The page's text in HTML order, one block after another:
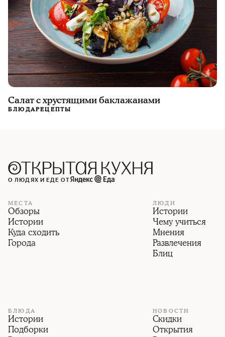
Салат с хрустящими баклажанами
БЛЮДАРЕЦЕПТЫ
О ЛЮДЯХ И ЕДЕ ОТ
МЕСТА
Обзоры
Истории
Куда сходить
Города
ЛЮДИ
Истории
Чему учиться
Мнения
Развлечения
Блиц
БЛЮДА
Истории
Подборки
НОВОСТИ
Скидки
Открытия